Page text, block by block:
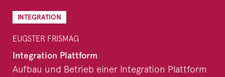
INTEGRATION
EUGSTER FRISMAG
Integration Plattform
Aufbau und Betrieb einer Integration Plattform